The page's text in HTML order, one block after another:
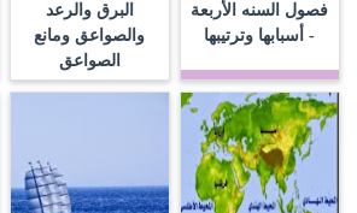
فصول السنه الأربعة
- أسبابها وترتيبها
البرق والرعد
والصواعق ومانع
الصواعق